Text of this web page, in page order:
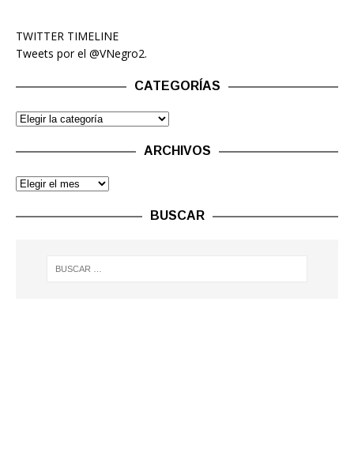
TWITTER TIMELINE
Tweets por el @VNegro2.
CATEGORÍAS
ARCHIVOS
BUSCAR